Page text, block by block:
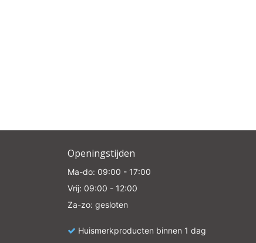
Openingstijden
Ma-do: 09:00 - 17:00
Vrij: 09:00 - 12:00
Za-zo: gesloten
Huismerkproducten binnen 1 dag